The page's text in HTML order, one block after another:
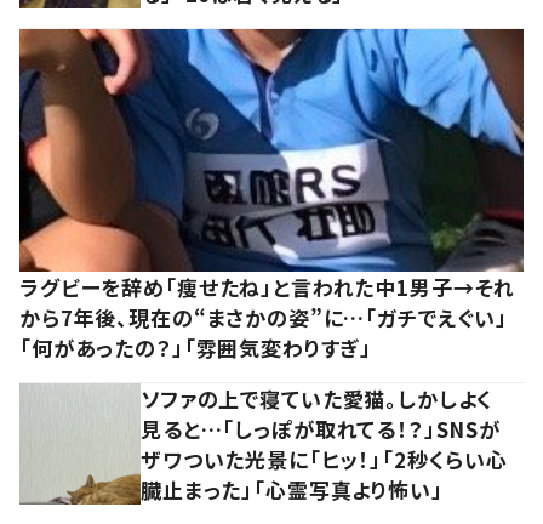
ラグビーを辞め「痩せたね」と言われた中1男子→それ
から7年後、現在の“まさかの姿”に…「ガチでえぐい」
「何があったの？」「雰囲気変わりすぎ」
ソファの上で寝ていた愛猫。しかしよく
見ると…「しっぽが取れてる！？」SNSが
ザワついた光景に「ヒッ！」「2秒くらい心
臓止まった」「心霊写真より怖い」